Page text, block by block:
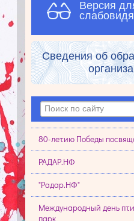
Версия
Сведения об
80-летию Победы
РАДАР.НФ
"Радар.НФ"
Международный день
парк